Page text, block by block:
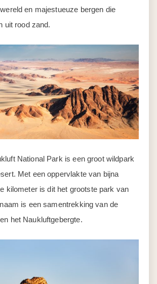
en majestueuze bergen die
uit rood zand.
National Park is een groot wildpark
Met een oppervlakte van bijna
kilometer is dit het grootste park van
is een samentrekking van de
het Naukluftgebergte.